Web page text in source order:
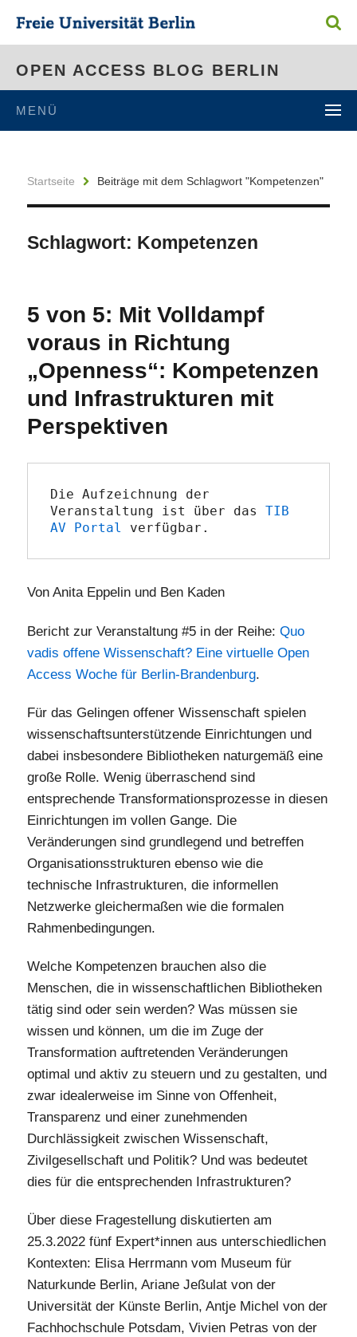
OPEN ACCESS BLOG BERLIN
MENÜ
Startseite Beiträge mit dem Schlagwort "Kompetenzen"
Schlagwort: Kompetenzen
5 von 5: Mit Volldampf
voraus in Richtung
„Openness“: Kompetenzen
und Infrastrukturen mit
Perspektiven
Die Aufzeichnung der
Veranstaltung ist über das TIB
AV Portal
verfügbar.
Von Anita Eppelin und Ben Kaden
Bericht zur Veranstaltung #5 in der Reihe:Quo
vadis offene Wissenschaft? Eine virtuelle Open
Access Woche für Berlin-Brandenburg.
Für das Gelingen offener Wissenschaft spielen
wissenschaftsunterstützende Einrichtungen und
dabei insbesondere Bibliotheken naturgemäß eine
große Rolle. Wenig überraschend sind
entsprechende Transformationsprozesse in diesen
Einrichtungen im vollen Gange. Die
Veränderungen sind grundlegend und betreffen
Organisationsstrukturen ebenso wie die
technische Infrastrukturen, die informellen
Netzwerke gleichermaßen wie die formalen
Rahmenbedingungen.
Welche Kompetenzen brauchen also die
Menschen, die in wissenschaftlichen Bibliotheken
tätig sind oder sein werden? Was müssen sie
wissen und können, um die im Zuge der
Transformation auftretenden Veränderungen
optimal und aktiv zu steuern und zu gestalten, und
zwar idealerweise im Sinne von Offenheit,
Transparenz und einer zunehmenden
Durchlässigkeit zwischen Wissenschaft,
Zivilgesellschaft und Politik? Und was bedeutet
dies für die entsprechenden Infrastrukturen?
Über diese Fragestellung diskutierten am
25.3.2022 fünf Expert*innen aus unterschiedlichen
Kontexten: Elisa Herrmann vom Museum für
Naturkunde Berlin, Ariane Jeßulat von der
Universität der Künste Berlin, Antje Michel von der
Fachhochschule Potsdam, Vivien Petras von der